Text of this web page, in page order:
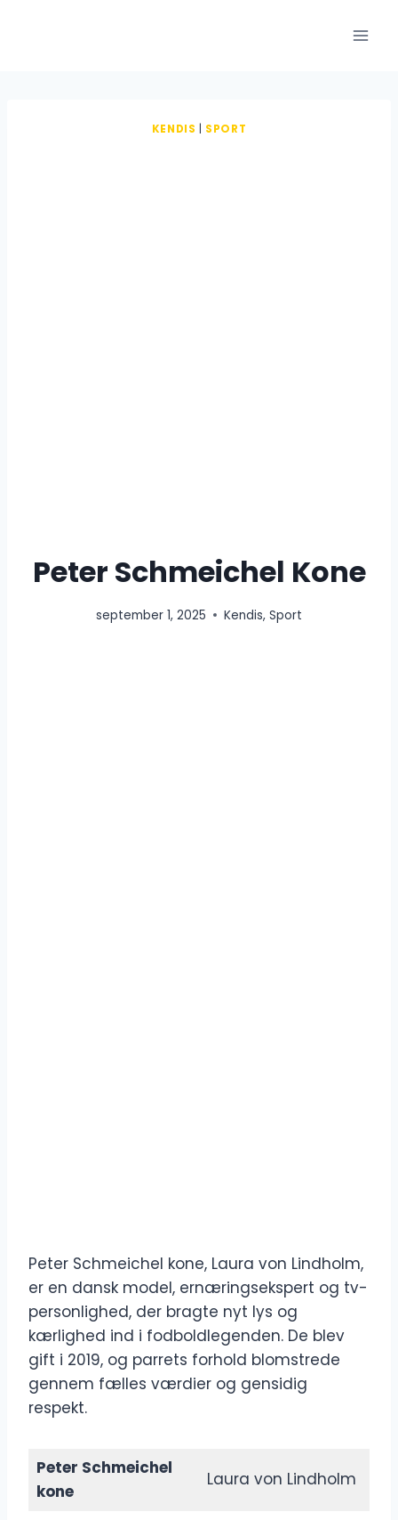
KENDIS SPORT
Peter Schmeichel Kone
september 1, 2025 Kendis, Sport
Peter Schmeichel kone, Laura von Lindholm,
er en dansk model, ernæringsekspert og tv-
personlighed, der bragte nyt lys og
kærlighed ind i fodboldlegenden. De blev
gift i 2019, og parrets forhold blomstrede
gennem fælles værdier og gensidig
respekt.
Peter Schmeichel
kone
Laura von Lindholm